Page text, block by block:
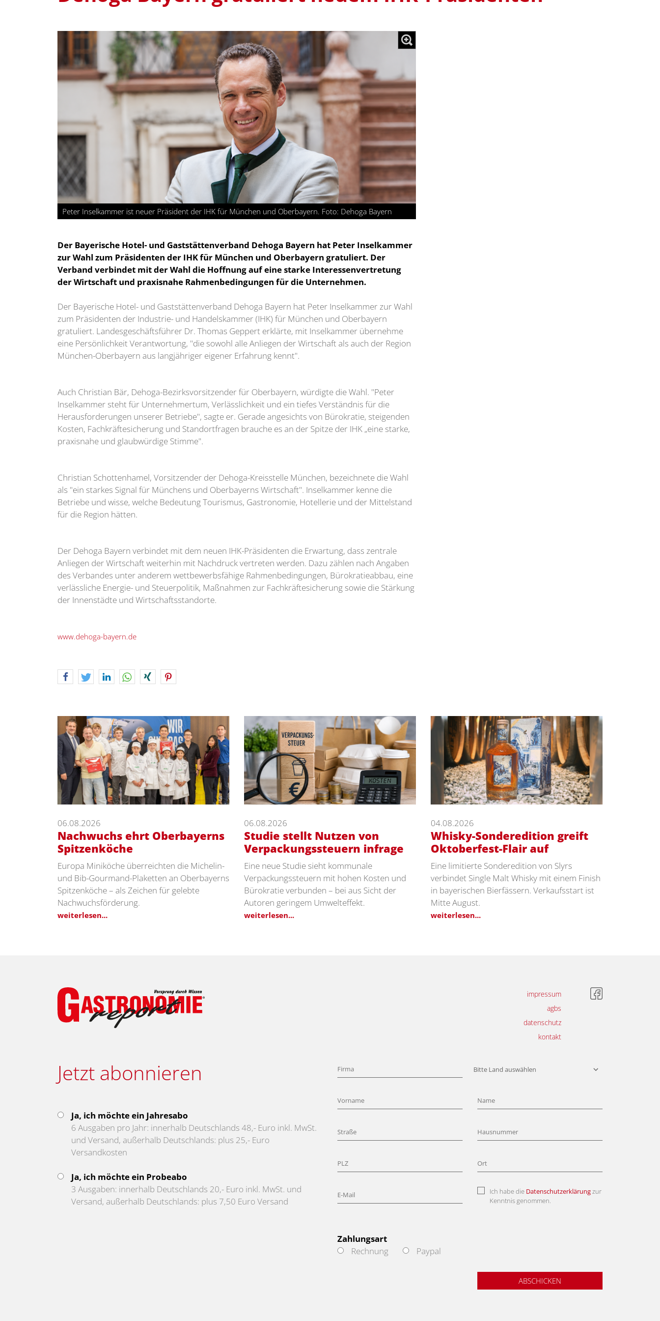
Peter Inselkammer ist neuer Präsident der IHK für München und Oberbayern. Foto: Dehoga Bayern
Der Bayerische Hotel- und Gaststättenverband Dehoga Bayern hat Peter Inselkammer
zur Wahl zum Präsidenten der IHK für München und Oberbayern gratuliert. Der
Verband verbindet mit der Wahl die Hoffnung auf eine starke Interessenvertretung
der Wirtschaft und praxisnahe Rahmenbedingungen für die Unternehmen.
Der Bayerische Hotel- und Gaststättenverband Dehoga Bayern hat Peter Inselkammer zur Wahl
zum Präsidenten der Industrie- und Handelskammer (IHK) für München und Oberbayern
gratuliert. Landesgeschäftsführer Dr. Thomas Geppert erklärte, mit Inselkammer übernehme
eine Persönlichkeit Verantwortung, "die sowohl alle Anliegen der Wirtschaft als auch der Region
München-Oberbayern aus langjähriger eigener Erfahrung kennt".
Auch Christian Bär, Dehoga-Bezirksvorsitzender für Oberbayern, würdigte die Wahl. "Peter
Inselkammer steht für Unternehmertum, Verlässlichkeit und ein tiefes Verständnis für die
Herausforderungen unserer Betriebe", sagte er. Gerade angesichts von Bürokratie, steigenden
Kosten, Fachkräftesicherung und Standortfragen brauche es an der Spitze der IHK „eine starke,
praxisnahe und glaubwürdige Stimme".
Christian Schottenhamel, Vorsitzender der Dehoga-Kreisstelle München, bezeichnete die Wahl
als "ein starkes Signal für Münchens und Oberbayerns Wirtschaft". Inselkammer kenne die
Betriebe und wisse, welche Bedeutung Tourismus, Gastronomie, Hotellerie und der Mittelstand
für die Region hätten.
Der Dehoga Bayern verbindet mit dem neuen IHK-Präsidenten die Erwartung, dass zentrale
Anliegen der Wirtschaft weiterhin mit Nachdruck vertreten werden. Dazu zählen nach Angaben
des Verbandes unter anderem wettbewerbsfähige Rahmenbedingungen, Bürokratieabbau, eine
verlässliche Energie- und Steuerpolitik, Maßnahmen zur Fachkräftesicherung sowie die Stärkung
der Innenstädte und Wirtschaftsstandorte.
www.dehoga-bayern.de
06.08.2026
Nachwuchs ehrt Oberbayerns
Spitzenköche
Europa Miniköche überreichten die Michelin-
und Bib-Gourmand-Plaketten an Oberbayerns
Spitzenköche – als Zeichen für gelebte
Nachwuchsförderung.
weiterlesen...
06.08.2026
Studie stellt Nutzen von
Verpackungssteuern infrage
Eine neue Studie sieht kommunale
Verpackungssteuern mit hohen Kosten und
Bürokratie verbunden – bei aus Sicht der
Autoren geringem Umwelteffekt.
weiterlesen...
04.08.2026
Whisky-Sonderedition greift
Oktoberfest-Flair auf
Eine limitierte Sonderedition von Slyrs
verbindet Single Malt Whisky mit einem Finish
in bayerischen Bierfässern. Verkaufsstart ist
Mitte August.
weiterlesen...
impressum
agbs
datenschutz
kontakt
Jetzt abonnieren
Ja, ich möchte ein Jahresabo
6 Ausgaben pro Jahr: innerhalb Deutschlands 48,- Euro inkl. MwSt.
und Versand, außerhalb Deutschlands: plus 25,- Euro
Versandkosten
Ja, ich möchte ein Probeabo
3 Ausgaben: innerhalb Deutschlands 20,- Euro inkl. MwSt. und
Versand, außerhalb Deutschlands: plus 7,50 Euro Versand
Ich habe die Datenschutzerklärung zur
Kenntnis genommen.
Zahlungsart
Rechnung
Paypal
ABSCHICKEN